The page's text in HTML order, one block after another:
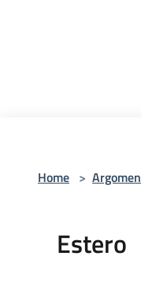
Home >
Estero